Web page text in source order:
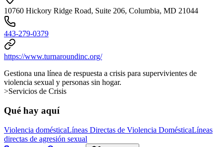
10760 Hickory Ridge Road, Suite 206, Columbia, MD 21044
443-279-0379
https://www.turnaroundinc.org/
Gestiona una línea de respuesta a crisis para supervivientes de
violencia sexual y personas sin hogar.
>Servicios de Crisis
Qué hay aquí
Violencia domésticaLíneas Directas de Violencia DomésticaLíneas
directas de agresión sexual